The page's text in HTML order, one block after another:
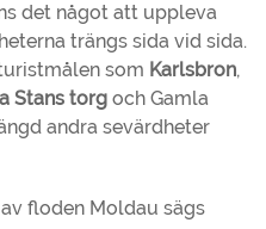
det något att uppleva
trängs sida vid sida.
som Karlsbron,
Stans torg och Gamla
andra sevärdheter
floden Moldau sägs